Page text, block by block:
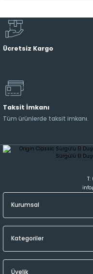
Ücretsiz Kargo
Taksit İmkanı
Tüm ürünlerde taksit imkanı.
T:
Kurumsal
Kategoriler
Üyelik